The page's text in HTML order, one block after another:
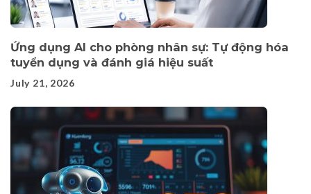
Ứng dụng AI cho phòng nhân sự: Tự động hóa
tuyển dụng và đánh giá hiệu suất
July 21, 2026